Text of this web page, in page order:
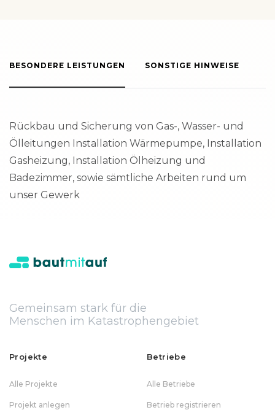
BESONDERE LEISTUNGEN SONSTIGE HINWEISE
Rückbau und Sicherung von Gas-, Wasser- und
Ölleitungen Installation Wärmepumpe, Installation
Gasheizung, Installation Ölheizung und
Badezimmer, sowie sämtliche Arbeiten rund um
unser Gewerk
Gemeinsam stark für die
Menschen im Katastrophengebiet
Projekte
Alle Projekte
Projekt anlegen
Betriebe
Alle Betriebe
Betrieb registrieren